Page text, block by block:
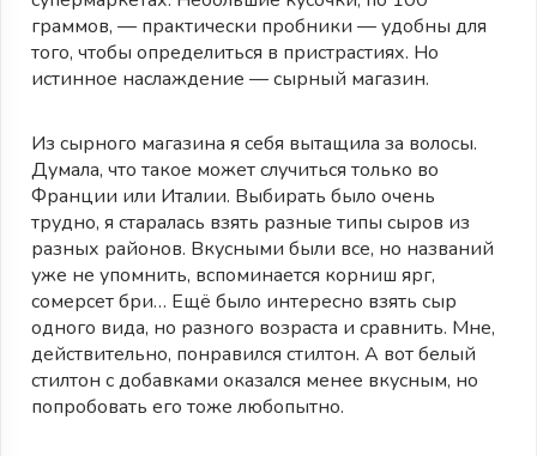
граммов, — практически пробники — удобны для
того, чтобы определиться в пристрастиях. Но
истинное наслаждение — сырный магазин.
Из сырного магазина я себя вытащила за волосы.
Думала, что такое может случиться только во
Франции или Италии. Выбирать было очень
трудно, я старалась взять разные типы сыров из
разных районов. Вкусными были все, но названий
уже не упомнить, вспоминается корниш ярг,
сомерсет бри… Ещё было интересно взять сыр
одного вида, но разного возраста и сравнить. Мне,
действительно, понравился стилтон. А вот белый
стилтон с добавками оказался менее вкусным, но
попробовать его тоже любопытно.